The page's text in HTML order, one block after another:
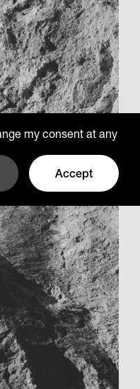
my consent at any
Accept